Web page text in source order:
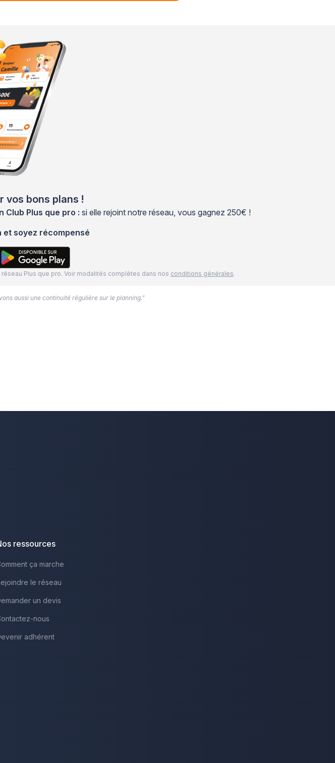
vos bons plans !
Club Plus que pro : si elle rejoint notre réseau, vous gagnez 250€ !
et soyez récompensé
Plus que pro. Voir modalités complètes dans nos conditions générales.
aussi une continuité régulière sur le planning.”
ressources
ça marche
le réseau
un devis
nous
adhérent